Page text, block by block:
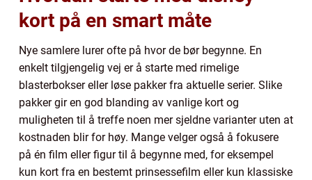
kort på en smart måte
Nye samlere lurer ofte på hvor de bør begynne. En
enkelt tilgjengelig vej er å starte med rimelige
blasterbokser eller løse pakker fra aktuelle serier. Slike
pakker gir en god blanding av vanlige kort og
muligheten til å treffe noen mer sjeldne varianter uten at
kostnaden blir for høy. Mange velger også å fokusere
på én film eller figur til å begynne med, for eksempel
kun kort fra en bestemt prinsessefilm eller kun klassiske